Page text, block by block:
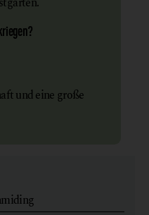
und eine große